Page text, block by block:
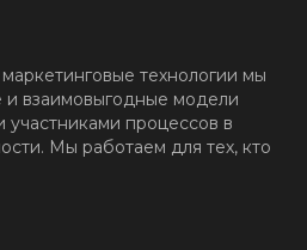
технологии мы
и взаимовыгодные модели
участниками процессов в
Мы работаем для тех, кто